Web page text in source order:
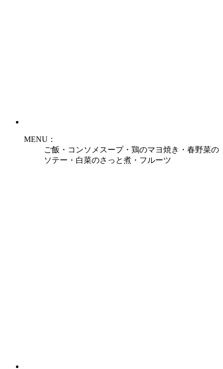
MENU：
ご飯・コンソメスープ・鶏のマヨ焼き・春野菜の
ソテー・白菜のさっと煮・フルーツ